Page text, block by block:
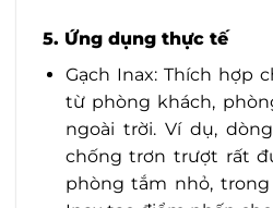
5. Ứng dụng thực tế
Gạch Inax: Thích hợp
từ phòng khách,
ngoài trời. Ví dụ,
chống trơn trượt rất
phòng tắm nhỏ,